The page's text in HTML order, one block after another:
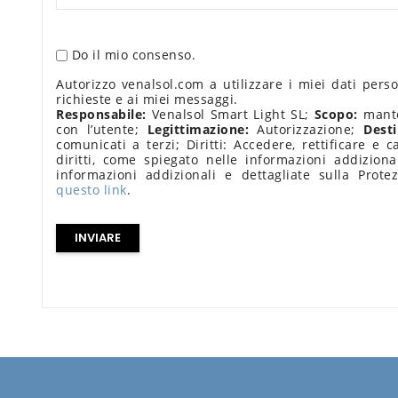
Do il mio consenso.
Autorizzo venalsol.com a utilizzare i miei dati
richieste e ai miei messaggi.
Responsabile: Venalsol Smart Light SL; Scopo:
con l’utente; Legittimazione: Autorizzazione;
comunicati a terzi; Diritti: Accedere, rettificare e
diritti, come spiegato nelle informazioni
informazioni addizionali e dettagliate sulla
questo link.